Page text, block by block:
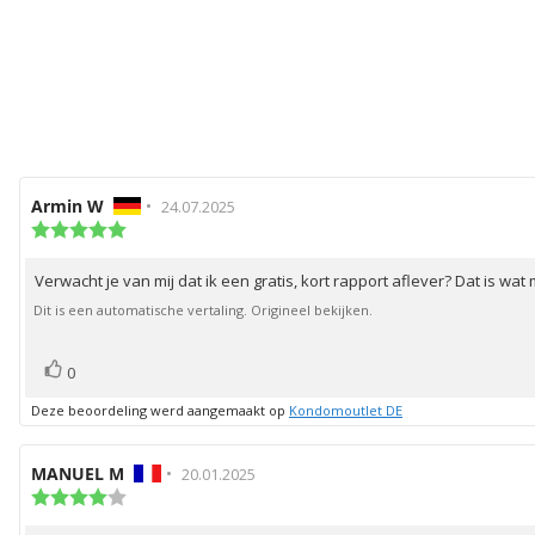
Auteur
van
beoordeling:
Armin W • Beoordelingsdatum:
24.07.2025
5
sterren
Beoordelingstekst:
Verwacht je van mij dat ik een gratis, kort rapport aflever? Dat is wat
Dit is een automatische vertaling. Origineel bekijken.
Stem
omhoog
0
Deze beoordeling werd aangemaakt op Kondomoutlet DE
Auteur
van
MANUEL M • Beoordelingsdatum:
20.01.2025